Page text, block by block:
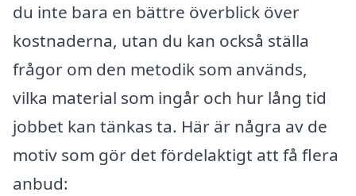
du inte bara en bättre överblick över
kostnaderna, utan du kan också ställa
frågor om den metodik som används,
vilka material som ingår och hur lång tid
jobbet kan tänkas ta. Här är några av de
motiv som gör det fördelaktigt att få flera
anbud: